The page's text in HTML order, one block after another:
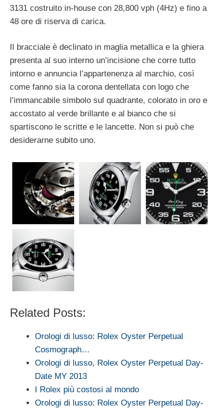
3131 costruito in-house con 28,800 vph (4Hz) e fino a
48 ore di riserva di carica.
Il bracciale è declinato in maglia metallica e la ghiera
presenta al suo interno un’incisione che corre tutto
intorno e annuncia l’appartenenza al marchio, così
come fanno sia la corona dentellata con logo che
l’immancabile simbolo sul quadrante, colorato in oro e
accostato al verde brillante e al bianco che si
spartiscono le scritte e le lancette. Non si può che
desiderarne subito uno.
Related Posts:
Orologi di lusso: Rolex Oyster Perpetual
Cosmograph…
Orologi di lusso, Rolex Oyster Perpetual Day-
Date MY 2013
I Rolex più costosi al mondo
Orologi di lusso: Rolex Oyster Perpetual Day-